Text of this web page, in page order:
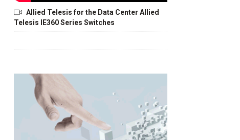
Allied Telesis for the Data Center Allied
Telesis IE360 Series Switches